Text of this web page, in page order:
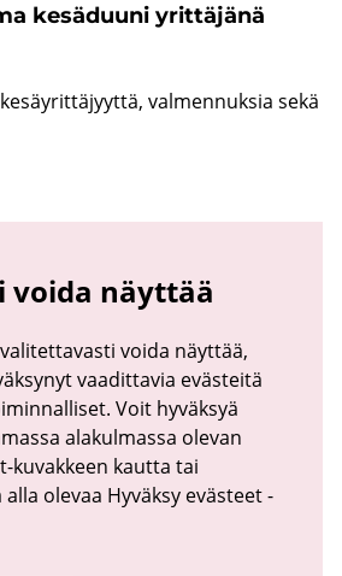
ke­sä­duu­ni yrit­tä­jä­nä
val­men­nuk­sia sekä
voida näyttää
voida näyttää,
vaadittavia evästeitä
Voit hyväksyä
alakulmassa olevan
kuvakkeen kautta tai
olevaa Hyväksy evästeet -